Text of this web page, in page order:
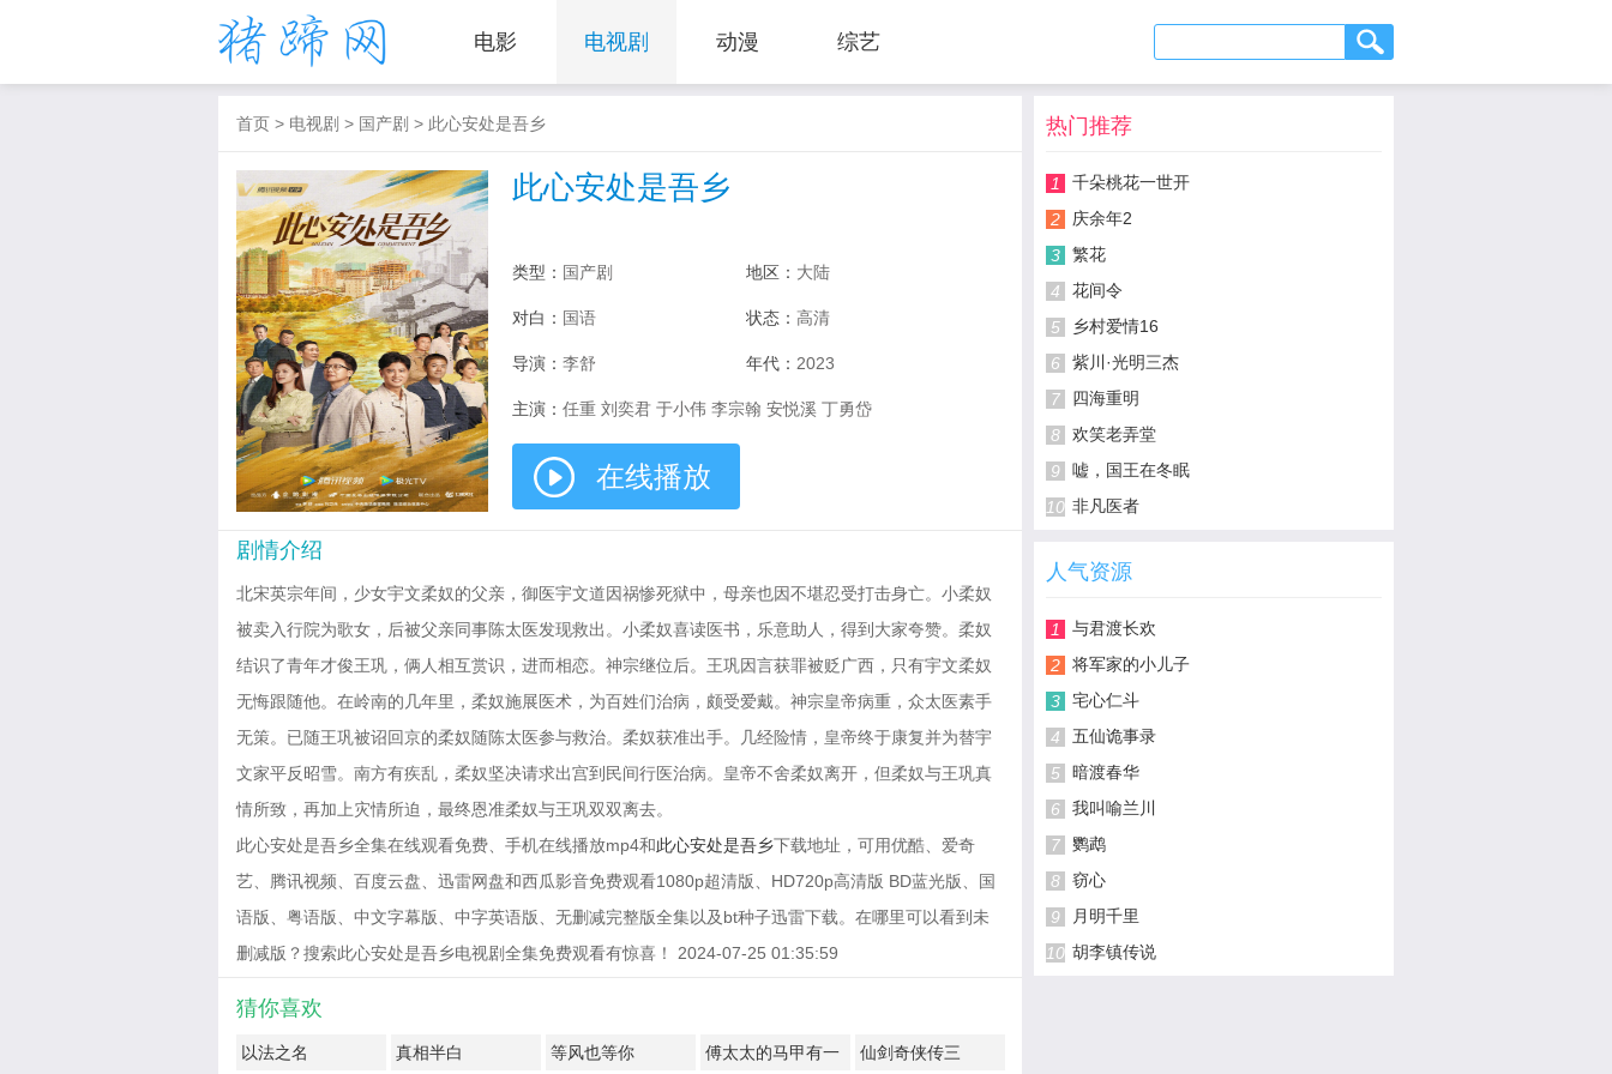
电影 电视剧 动漫 综艺
首页 > 电视剧 > 国产剧 > 此心安处是吾乡
此心安处是吾乡
类型： 国产剧 地区： 大陆
对白： 国语 状态： 高清
导演： 李舒 年代： 2023
主演： 任重 刘奕君 于小伟 李宗翰 安悦溪 丁勇岱
在线播放
剧情介绍
北宋英宗年间，少女宇文柔奴的父亲，御医宇文道因祸惨死狱中，母亲也因不堪忍受打击身亡。小柔奴
被卖入行院为歌女，后被父亲同事陈太医发现救出。小柔奴喜读医书，乐意助人，得到大家夸赞。柔奴
结识了青年才俊王巩，俩人相互赏识，进而相恋。神宗继位后。王巩因言获罪被贬广西，只有宇文柔奴
无悔跟随他。在岭南的几年里，柔奴施展医术，为百姓们治病，颇受爱戴。神宗皇帝病重，众太医素手
无策。已随王巩被诏回京的柔奴随陈太医参与救治。柔奴获准出手。几经险情，皇帝终于康复并为替宇
文家平反昭雪。南方有疾乱，柔奴坚决请求出宫到民间行医治病。皇帝不舍柔奴离开，但柔奴与王巩真
情所致，再加上灾情所迫，最终恩准柔奴与王巩双双离去。
此心安处是吾乡全集在线观看免费、手机在线播放mp4和此心安处是吾乡下载地址，可用优酷、爱奇
艺、腾讯视频、百度云盘、迅雷网盘和西瓜影音免费观看1080p超清版、HD720p高清版 BD蓝光版、国
语版、粤语版、中文字幕版、中字英语版、无删减完整版全集以及bt种子迅雷下载。在哪里可以看到未
删减版？搜索此心安处是吾乡电视剧全集免费观看有惊喜！ 2024-07-25 01:35:59
猜你喜欢
以法之名 真相半白 等风也等你 傅太太的马甲有一 仙剑奇侠传三
热门推荐
1
千朵桃花一世开
2
庆余年2
3
繁花
4
花间令
5
乡村爱情16
6
紫川·光明三杰
7
四海重明
8
欢笑老弄堂
9
嘘，国王在冬眠
10 非凡医者
人气资源
1
与君渡长欢
2
将军家的小儿子
3
宅心仁斗
4
五仙诡事录
5
暗渡春华
6
我叫喻兰川
7
鹦鹉
8
窃心
9
月明千里
10 胡李镇传说